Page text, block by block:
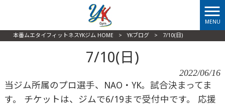
MENU
本番ムエタイフィットネスYKジム HOME > YKブログ > 7/10(日)
7/10(日)
2022/06/16
当ジム所属のプロ選手、NAO・YK。試合決まってま
す。 チケットは、ジムで6/19まで受付中です。 応援